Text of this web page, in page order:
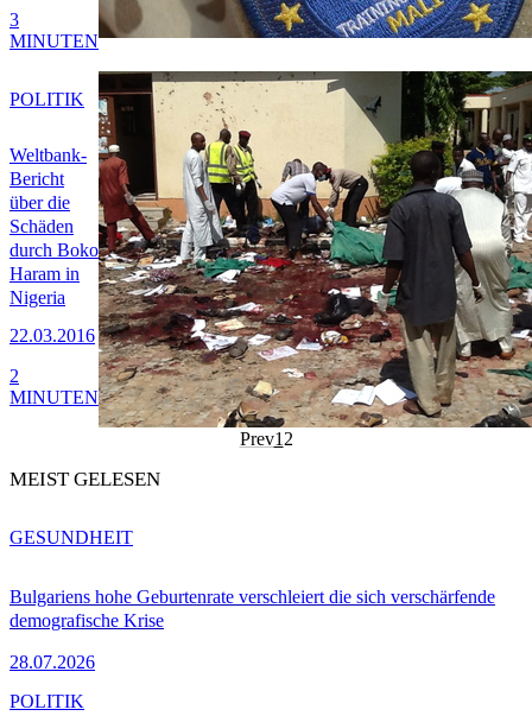
3
MINUTEN
Weltbank-
Bericht
über die
Schäden
durch Boko
Haram in
Nigeria
22.03.2016
POLITIK
2
MINUTEN
Prev1 2
MEIST GELESEN
Bulgariens hohe Geburtenrate verschleiert die sich verschärfende
demografische Krise
28.07.2026
GESUNDHEIT
POLITIK